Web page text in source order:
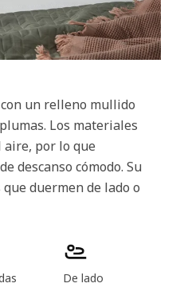
un relleno mullido
Los materiales
por lo que
descanso cómodo. Su
duermen de lado o
De lado